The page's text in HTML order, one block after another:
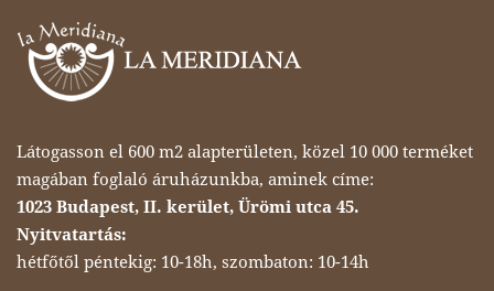
Látogasson el 600 m2 alapterületen, közel 10 000 terméket
magában foglaló áruházunkba, aminek címe:
1023 Budapest, II. kerület, Ürömi utca 45.
Nyitvatartás:
hétfőtől péntekig: 10-18h, szombaton: 10-14h